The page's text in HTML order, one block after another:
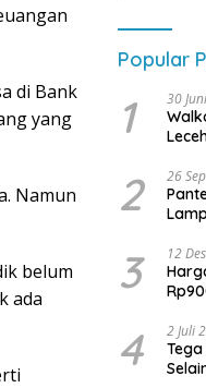
di Bank
yang
Namun
belum
ada
Popular
1 30
2 26
3 12
4 2 Juli